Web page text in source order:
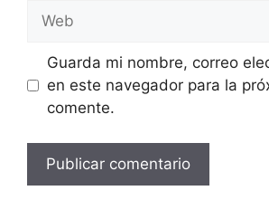
Guarda mi nombre, correo
en este navegador para la
comente.